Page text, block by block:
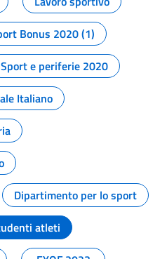
Bonus 2020 (1)
Sport e periferie 2020
Italiano
Dipartimento per lo sport
atleti